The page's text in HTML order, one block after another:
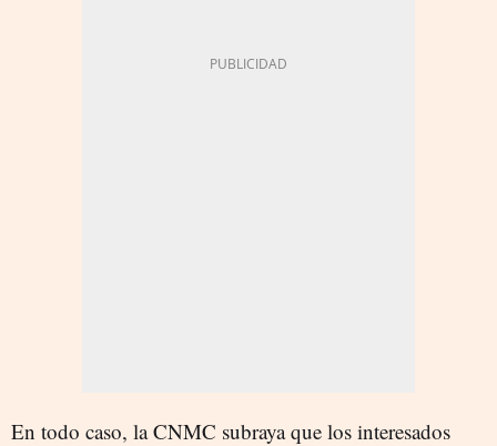
En todo caso, la CNMC subraya que los interesados